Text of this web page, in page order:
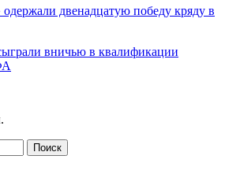
двенадцатую победу кряду в
вничью в квалификации